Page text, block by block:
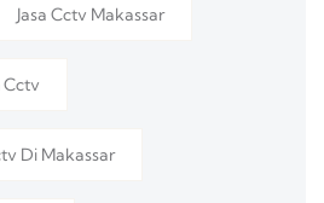
Jasa Cctv Makassar
Cctv
Di Makassar